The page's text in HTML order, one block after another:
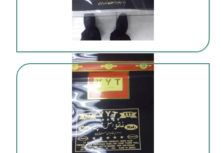
فروش پارچه قسطی ویژه خیاطان و مزون‌ها